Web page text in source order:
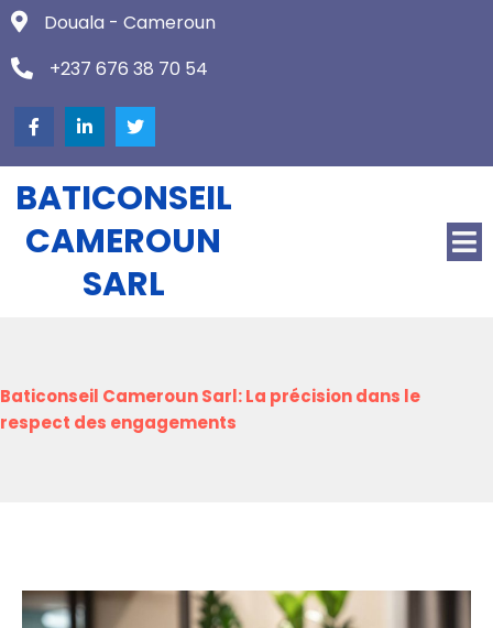
Douala - Cameroun
+237 676 38 70 54
BATICONSEIL
CAMEROUN
SARL
Baticonseil Cameroun Sarl: La précision dans le
respect des engagements